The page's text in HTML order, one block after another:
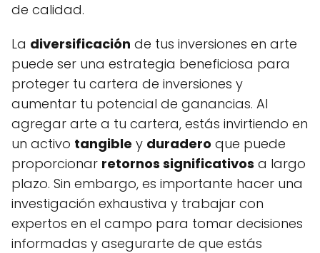
de calidad.
La diversificación de tus inversiones en arte
puede ser una estrategia beneficiosa para
proteger tu cartera de inversiones y
aumentar tu potencial de ganancias. Al
agregar arte a tu cartera, estás invirtiendo en
un activo tangible y duradero que puede
proporcionar retornos significativos a largo
plazo. Sin embargo, es importante hacer una
investigación exhaustiva y trabajar con
expertos en el campo para tomar decisiones
informadas y asegurarte de que estás